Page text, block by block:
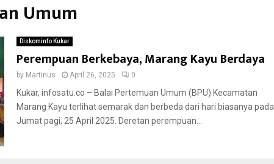
Umum
Diskominfo Kukar
Perempuan Berkebaya, Marang Kayu Berdaya
by Martinus April 26, 2025 0
Kukar, infosatu.co – Balai Pertemuan Umum (BPU) Kecamatan
Marang Kayu terlihat semarak dan berbeda dari hari biasanya pada
Jumat pagi, 25 April 2025. Deretan perempuan...